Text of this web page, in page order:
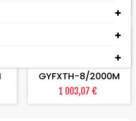
OPTICKÉ VLÁKNO
GYFXTH-8/2000M
1 003,07 €
Skladom